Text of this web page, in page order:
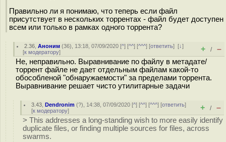
Правильно ли я понимаю, что теперь если файл
присутствует в нескольких торрентах - файл будет доступен
всем или только в рамках одного торрента?
2.36 ,Аноним (36), 13:18, 07/09/2020 [^] [^^] [^^^] [ответить][↓]
[к модератору] + / –
Не, неправильно. Выравнивание по файлу в метадате/
торрент файле не дает отдельным файлам какой-то
обособленой "обнаружаемости" за пределами торрента.
Выравнивание решает чисто утилитарные задачи
3.43 ,Dendronim (?), 14:38, 07/09/2020 [^] [^^] [^^^] [ответить]
[к модератору] + / –
> This addresses a long-standing wish to more easily identify
duplicate files, or finding multiple sources for files, across
swarms.